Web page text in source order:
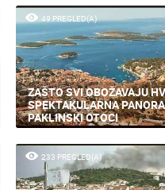
49 PREGLED(A)
ZAŠTO SVI OBOŽAVAJU
SPEKTAKULARNA
PAKLINSKI OTOCI
233 PREGLED(A)